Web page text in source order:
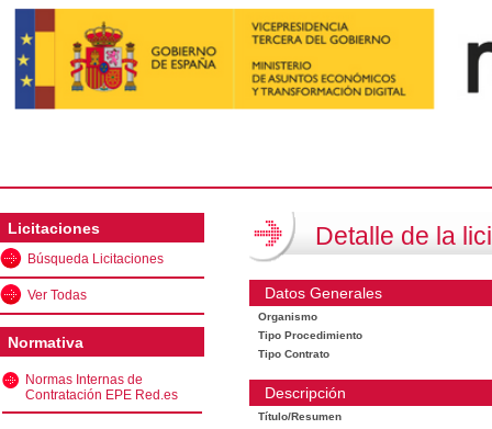
Licitaciones
Búsqueda Licitaciones
Ver Todas
Normativa
Normas Internas de
Contratación EPE Red.es
Detalle de la
Datos Generales
Organismo
Tipo Procedimiento
Tipo Contrato
Descripción
Título/Resumen